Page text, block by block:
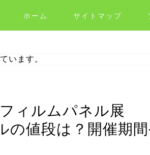
ホーム サイトマップ
います。
ィルムパネル展
の値段は？開催期